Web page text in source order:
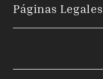
Páginas Legales